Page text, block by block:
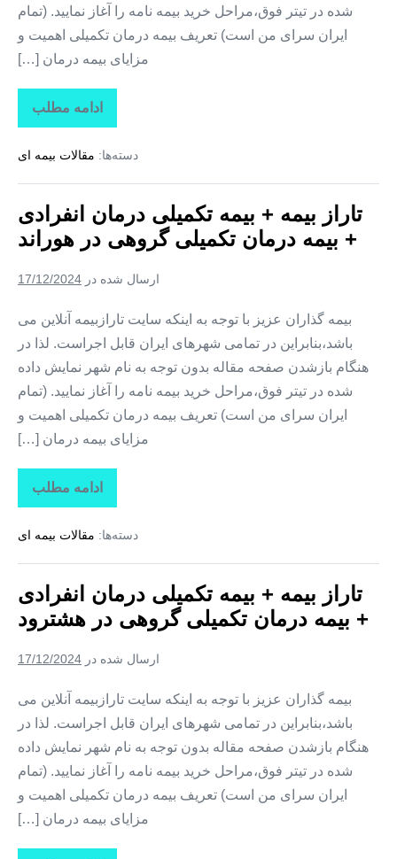
شده در تیتر فوق،مراحل خرید بیمه نامه را آغاز نمایید. (تمام
ایران سرای من است) تعریف بیمه درمان تکمیلی اهمیت و
مزایای بیمه درمان […]
ادامه مطلب
تاراز
بیمه
بیمه
درمان
+
بیمه
درمان
تکمیلی
در
دسته‌ها: مقالات بیمه ای
تاراز بیمه + بیمه تکمیلی درمان انفرادی
+ بیمه درمان تکمیلی گروهی در هوراند
ارسال شده در 17/12/2024
بیمه گذاران عزیز با توجه به اینکه سایت تارازبیمه آنلاین می
باشد،بنابراین در تمامی شهرهای ایران قابل اجراست. لذا در
هنگام بازشدن صفحه مقاله بدون توجه به نام شهر نمایش داده
شده در تیتر فوق،مراحل خرید بیمه نامه را آغاز نمایید. (تمام
ایران سرای من است) تعریف بیمه درمان تکمیلی اهمیت و
مزایای بیمه درمان […]
ادامه مطلب
تاراز
بیمه
بیمه
درمان
+
بیمه
درمان
تکمیلی
در
دسته‌ها: مقالات بیمه ای
تاراز بیمه + بیمه تکمیلی درمان انفرادی
+ بیمه درمان تکمیلی گروهی در هشترود
ارسال شده در 17/12/2024
بیمه گذاران عزیز با توجه به اینکه سایت تارازبیمه آنلاین می
باشد،بنابراین در تمامی شهرهای ایران قابل اجراست. لذا در
هنگام بازشدن صفحه مقاله بدون توجه به نام شهر نمایش داده
شده در تیتر فوق،مراحل خرید بیمه نامه را آغاز نمایید. (تمام
ایران سرای من است) تعریف بیمه درمان تکمیلی اهمیت و
مزایای بیمه درمان […]